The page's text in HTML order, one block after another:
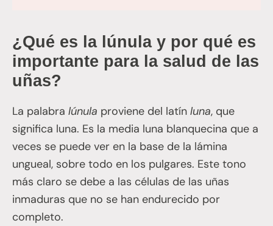
¿Qué es la lúnula y por qué es
importante para la salud de las
uñas?
La palabra lúnula proviene del latín luna, que
significa luna. Es la media luna blanquecina que a
veces se puede ver en la base de la lámina
ungueal, sobre todo en los pulgares. Este tono
más claro se debe a las células de las uñas
inmaduras que no se han endurecido por
completo.